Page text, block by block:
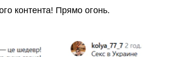
контента! Прямо огонь.